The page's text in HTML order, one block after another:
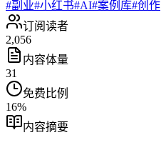
#副业#小红书#AI#案例库#创作
订阅读者
2,056
内容体量
31
免费比例
16%
内容摘要